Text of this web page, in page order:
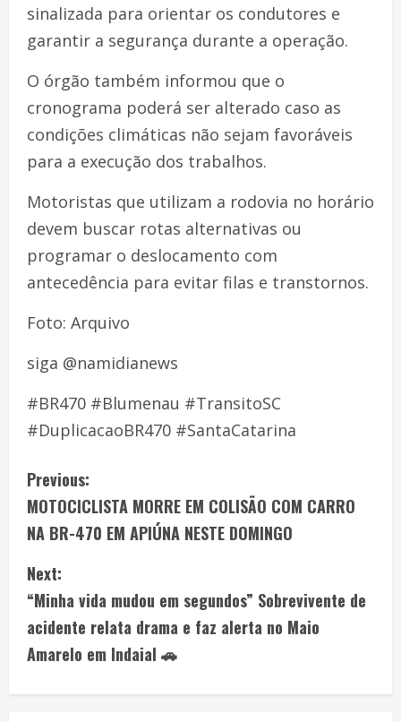
sinalizada para orientar os condutores e
garantir a segurança durante a operação.
O órgão também informou que o
cronograma poderá ser alterado caso as
condições climáticas não sejam favoráveis
para a execução dos trabalhos.
Motoristas que utilizam a rodovia no horário
devem buscar rotas alternativas ou
programar o deslocamento com
antecedência para evitar filas e transtornos.
Foto: Arquivo
siga @namidianews
#BR470 #Blumenau #TransitoSC
#DuplicacaoBR470 #SantaCatarina
Previous:
MOTOCICLISTA MORRE EM COLISÃO COM CARRO
NA BR-470 EM APIÚNA NESTE DOMINGO
Next:
“Minha vida mudou em segundos” Sobrevivente de
acidente relata drama e faz alerta no Maio
Amarelo em Indaial 🚗